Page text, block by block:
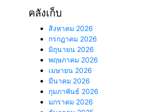
คลังเก็บ
สิงหาคม 2026
กรกฎาคม 2026
มิถุนายน 2026
พฤษภาคม 2026
เมษายน 2026
มีนาคม 2026
กุมภาพันธ์ 2026
มกราคม 2026